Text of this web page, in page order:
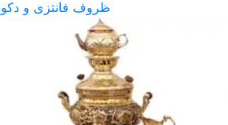
ظروف فانتزی و